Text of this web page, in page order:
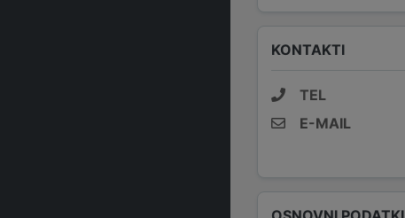
KONTAKTI
TEL
E-MAIL